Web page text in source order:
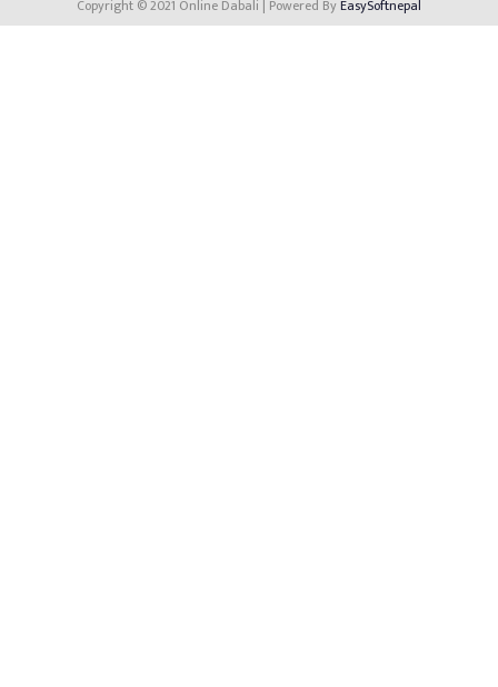
Copyright © 2021 Online Dabali | Powered ByEasySoftnepal